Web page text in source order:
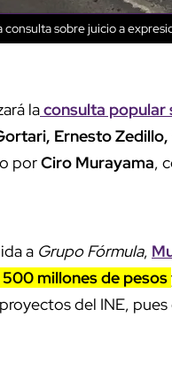
sobre juicio a
laconsulta popular
Ernesto
porCiro Murayama,
a Grupo Fórmula,
millones de pesos
del INE,